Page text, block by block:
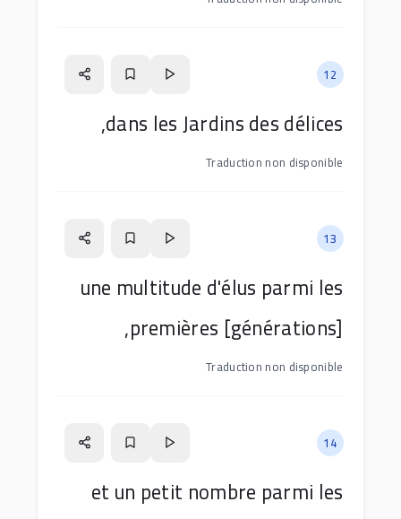
12
dans les Jardins des délices,
Traduction non disponible
13
une multitude d'élus parmi les
premières [générations],
Traduction non disponible
14
et un petit nombre parmi les